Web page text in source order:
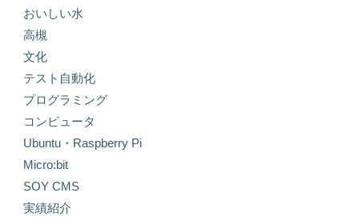
おいしい水
高槻
文化
テスト自動化
プログラミング
コンピュータ
Ubuntu・Raspberry Pi
Micro:bit
SOY CMS
実績紹介